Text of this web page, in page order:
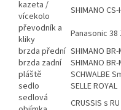
kazeta /
vícekolo
SHIMANO
převodník a
kliky
Panasonic 38
brzda přední SHIMANO
brzda zadní
SHIMANO
pláště
SCHWALBE
sedlo
SELLE ROYAL
sedlová
CRUSSIS s